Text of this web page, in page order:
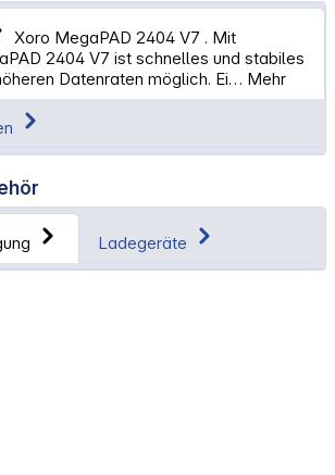
Xoro MegaPAD 2404 V7 . Mit
2404 V7 ist schnelles und stabiles
Datenraten möglich. Ei… Mehr
Ladegeräte